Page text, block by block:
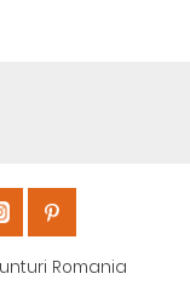
Romania